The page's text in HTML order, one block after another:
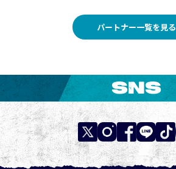
パートナー一覧を見る
SNS